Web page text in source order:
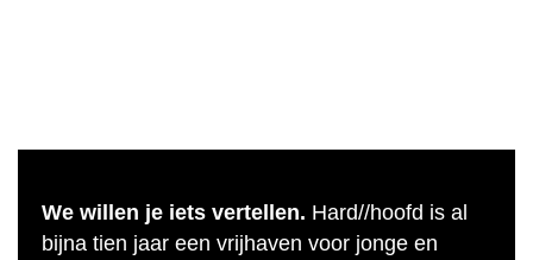
We willen je iets vertellen. Hard//hoofd is al
bijna tien jaar een vrijhaven voor jonge en